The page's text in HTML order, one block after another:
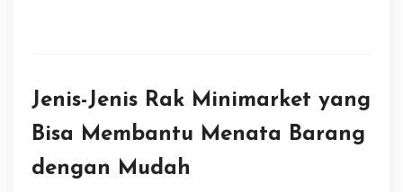
Jenis-Jenis Rak Minimarket yang
Bisa Membantu Menata Barang
dengan Mudah